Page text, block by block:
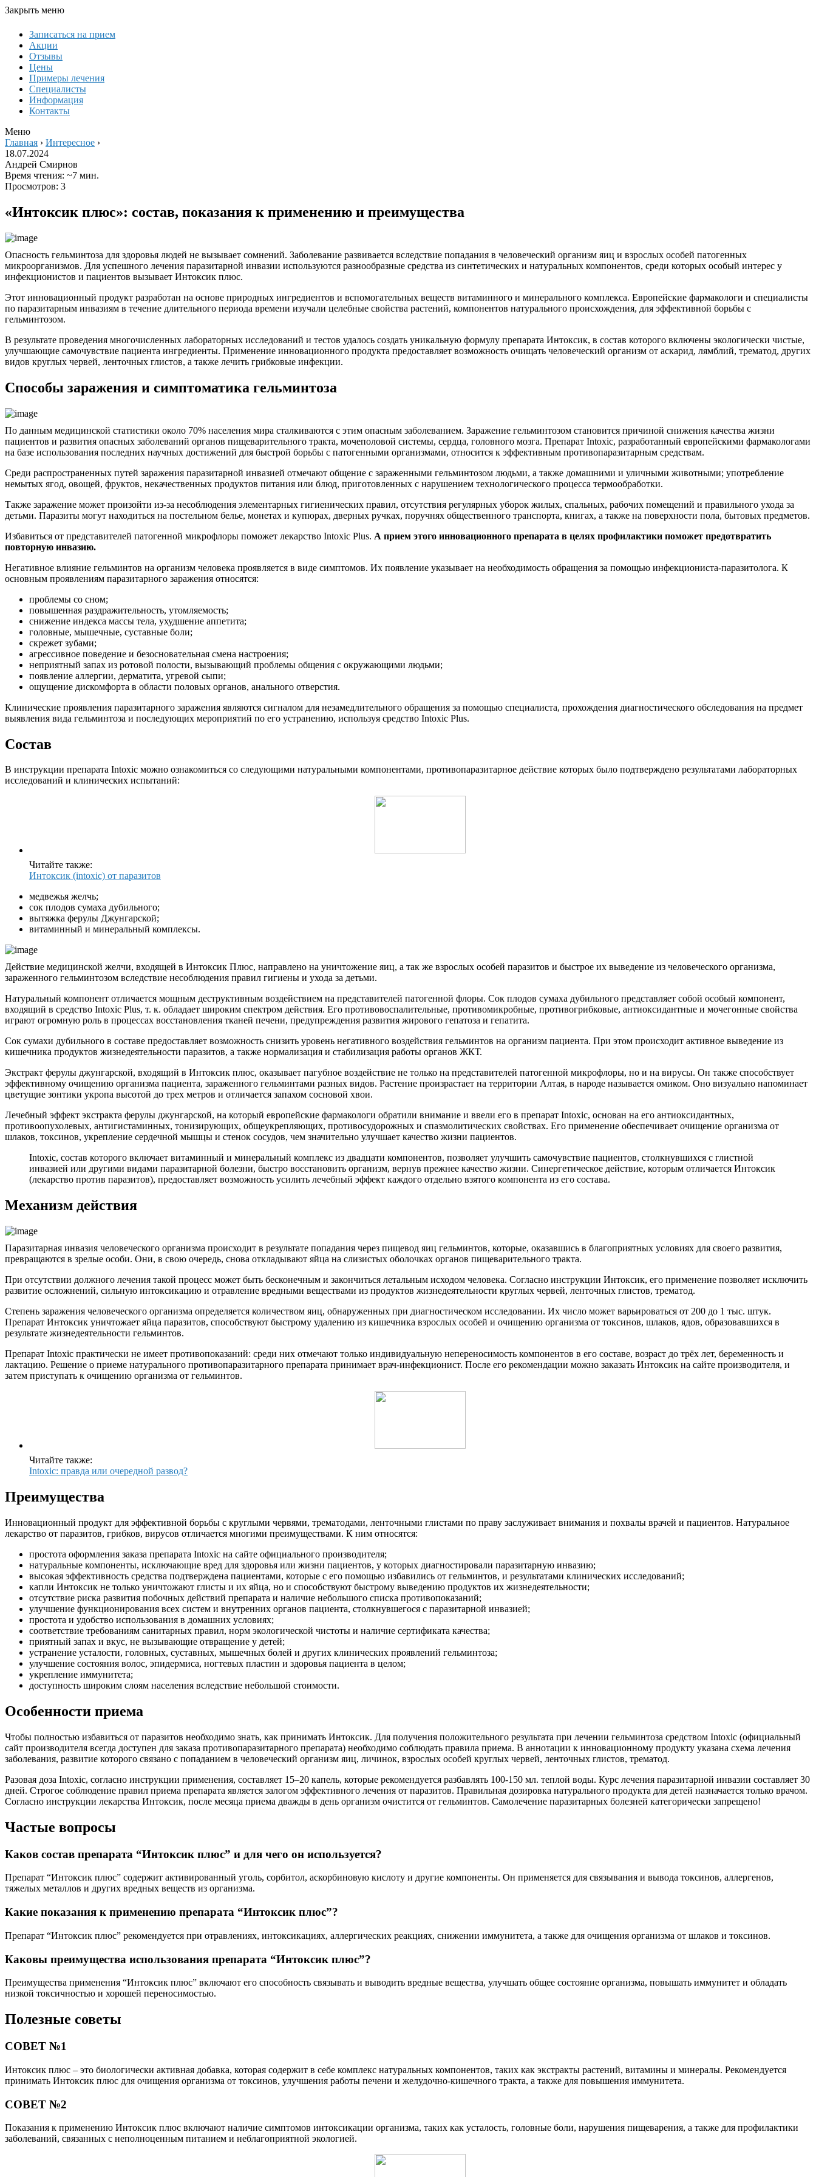
Закрыть меню
Записаться на прием
Акции
Отзывы
Цены
Примеры лечения
Специалисты
Информация
Контакты
Меню
Главная › Интересное ›
18.07.2024
Андрей Смирнов
Время чтения: ~7 мин.
Просмотров: 3
«Интоксик плюс»: состав, показания к применению и преимущества
Опасность гельминтоза для здоровья людей не вызывает сомнений. Заболевание развивается вследствие попадания в человеческий организм яиц и взрослых особей патогенных
микроорганизмов. Для успешного лечения паразитарной инвазии используются разнообразные средства из синтетических и натуральных компонентов, среди которых особый интерес у
инфекционистов и пациентов вызывает Интоксик плюс.
Этот инновационный продукт разработан на основе природных ингредиентов и вспомогательных веществ витаминного и минерального комплекса. Европейские фармакологи и специалисты
по паразитарным инвазиям в течение длительного периода времени изучали целебные свойства растений, компонентов натурального происхождения, для эффективной борьбы с
гельминтозом.
В результате проведения многочисленных лабораторных исследований и тестов удалось создать уникальную формулу препарата Интоксик, в состав которого включены экологически чистые,
улучшающие самочувствие пациента ингредиенты. Применение инновационного продукта предоставляет возможность очищать человеческий организм от аскарид, лямблий, трематод, других
видов круглых червей, ленточных глистов, а также лечить грибковые инфекции.
Способы заражения и симптоматика гельминтоза
По данным медицинской статистики около 70% населения мира сталкиваются с этим опасным заболеванием. Заражение гельминтозом становится причиной снижения качества жизни
пациентов и развития опасных заболеваний органов пищеварительного тракта, мочеполовой системы, сердца, головного мозга. Препарат Intoxic, разработанный европейскими фармакологами
на базе использования последних научных достижений для быстрой борьбы с патогенными организмами, относится к эффективным противопаразитарным средствам.
Среди распространенных путей заражения паразитарной инвазией отмечают общение с зараженными гельминтозом людьми, а также домашними и уличными животными; употребление
немытых ягод, овощей, фруктов, некачественных продуктов питания или блюд, приготовленных с нарушением технологического процесса термообработки.
Также заражение может произойти из-за несоблюдения элементарных гигиенических правил, отсутствия регулярных уборок жилых, спальных, рабочих помещений и правильного ухода за
детьми. Паразиты могут находиться на постельном белье, монетах и купюрах, дверных ручках, поручнях общественного транспорта, книгах, а также на поверхности пола, бытовых предметов.
Избавиться от представителей патогенной микрофлоры поможет лекарство Intoxic Plus. А прием этого инновационного препарата в целях профилактики поможет предотвратить
повторную инвазию.
Негативное влияние гельминтов на организм человека проявляется в виде симптомов. Их появление указывает на необходимость обращения за помощью инфекциониста-паразитолога. К
основным проявлениям паразитарного заражения относятся:
проблемы со сном;
повышенная раздражительность, утомляемость;
снижение индекса массы тела, ухудшение аппетита;
головные, мышечные, суставные боли;
скрежет зубами;
агрессивное поведение и безосновательная смена настроения;
неприятный запах из ротовой полости, вызывающий проблемы общения с окружающими людьми;
появление аллергии, дерматита, угревой сыпи;
ощущение дискомфорта в области половых органов, анального отверстия.
Клинические проявления паразитарного заражения являются сигналом для незамедлительного обращения за помощью специалиста, прохождения диагностического обследования на предмет
выявления вида гельминтоза и последующих мероприятий по его устранению, используя средство Intoxic Plus.
Состав
В инструкции препарата Intoxic можно ознакомиться со следующими натуральными компонентами, противопаразитарное действие которых было подтверждено результатами лабораторных
исследований и клинических испытаний:
Читайте также:
Интоксик (intoxic) от паразитов
медвежья желчь;
сок плодов сумаха дубильного;
вытяжка ферулы Джунгарской;
витаминный и минеральный комплексы.
Действие медицинской желчи, входящей в Интоксик Плюс, направлено на уничтожение яиц, а так же взрослых особей паразитов и быстрое их выведение из человеческого организма,
зараженного гельминтозом вследствие несоблюдения правил гигиены и ухода за детьми.
Натуральный компонент отличается мощным деструктивным воздействием на представителей патогенной флоры. Сок плодов сумаха дубильного представляет собой особый компонент,
входящий в средство Intoxic Plus, т. к. обладает широким спектром действия. Его противовоспалительные, противомикробные, противогрибковые, антиоксидантные и мочегонные свойства
играют огромную роль в процессах восстановления тканей печени, предупреждения развития жирового гепатоза и гепатита.
Сок сумахи дубильного в составе предоставляет возможность снизить уровень негативного воздействия гельминтов на организм пациента. При этом происходит активное выведение из
кишечника продуктов жизнедеятельности паразитов, а также нормализация и стабилизация работы органов ЖКТ.
Экстракт ферулы джунгарской, входящий в Интоксик плюс, оказывает пагубное воздействие не только на представителей патогенной микрофлоры, но и на вирусы. Он также способствует
эффективному очищению организма пациента, зараженного гельминтами разных видов. Растение произрастает на территории Алтая, в народе называется омиком. Оно визуально напоминает
цветущие зонтики укропа высотой до трех метров и отличается запахом сосновой хвои.
Лечебный эффект экстракта ферулы джунгарской, на который европейские фармакологи обратили внимание и ввели его в препарат Intoxic, основан на его антиоксидантных,
противоопухолевых, антигистаминных, тонизирующих, общеукрепляющих, противосудорожных и спазмолитических свойствах. Его применение обеспечивает очищение организма от
шлаков, токсинов, укрепление сердечной мышцы и стенок сосудов, чем значительно улучшает качество жизни пациентов.
Intoxic, состав которого включает витаминный и минеральный комплекс из двадцати компонентов, позволяет улучшить самочувствие пациентов, столкнувшихся с глистной
инвазией или другими видами паразитарной болезни, быстро восстановить организм, вернув прежнее качество жизни. Синергетическое действие, которым отличается Интоксик
(лекарство против паразитов), предоставляет возможность усилить лечебный эффект каждого отдельно взятого компонента из его состава.
Механизм действия
Паразитарная инвазия человеческого организма происходит в результате попадания через пищевод яиц гельминтов, которые, оказавшись в благоприятных условиях для своего развития,
превращаются в зрелые особи. Они, в свою очередь, снова откладывают яйца на слизистых оболочках органов пищеварительного тракта.
При отсутствии должного лечения такой процесс может быть бесконечным и закончиться летальным исходом человека. Согласно инструкции Интоксик, его применение позволяет исключить
развитие осложнений, сильную интоксикацию и отравление вредными веществами из продуктов жизнедеятельности круглых червей, ленточных глистов, трематод.
Степень заражения человеческого организма определяется количеством яиц, обнаруженных при диагностическом исследовании. Их число может варьироваться от 200 до 1 тыс. штук.
Препарат Интоксик уничтожает яйца паразитов, способствуют быстрому удалению из кишечника взрослых особей и очищению организма от токсинов, шлаков, ядов, образовавшихся в
результате жизнедеятельности гельминтов.
Препарат Intoxic практически не имеет противопоказаний: среди них отмечают только индивидуальную непереносимость компонентов в его составе, возраст до трёх лет, беременность и
лактацию. Решение о приеме натурального противопаразитарного препарата принимает врач-инфекционист. После его рекомендации можно заказать Интоксик на сайте производителя, и
затем приступать к очищению организма от гельминтов.
Читайте также:
Intoxic: правда или очередной развод?
Преимущества
Инновационный продукт для эффективной борьбы с круглыми червями, трематодами, ленточными глистами по праву заслуживает внимания и похвалы врачей и пациентов. Натуральное
лекарство от паразитов, грибков, вирусов отличается многими преимуществами. К ним относятся:
простота оформления заказа препарата Intoxic на сайте официального производителя;
натуральные компоненты, исключающие вред для здоровья или жизни пациентов, у которых диагностировали паразитарную инвазию;
высокая эффективность средства подтверждена пациентами, которые с его помощью избавились от гельминтов, и результатами клинических исследований;
капли Интоксик не только уничтожают глисты и их яйца, но и способствуют быстрому выведению продуктов их жизнедеятельности;
отсутствие риска развития побочных действий препарата и наличие небольшого списка противопоказаний;
улучшение функционирования всех систем и внутренних органов пациента, столкнувшегося с паразитарной инвазией;
простота и удобство использования в домашних условиях;
соответствие требованиям санитарных правил, норм экологической чистоты и наличие сертификата качества;
приятный запах и вкус, не вызывающие отвращение у детей;
устранение усталости, головных, суставных, мышечных болей и других клинических проявлений гельминтоза;
улучшение состояния волос, эпидермиса, ногтевых пластин и здоровья пациента в целом;
укрепление иммунитета;
доступность широким слоям населения вследствие небольшой стоимости.
Особенности приема
Чтобы полностью избавиться от паразитов необходимо знать, как принимать Интоксик. Для получения положительного результата при лечении гельминтоза средством Intoxic (официальный
сайт производителя всегда доступен для заказа противопаразитарного препарата) необходимо соблюдать правила приема. В аннотации к инновационному продукту указана схема лечения
заболевания, развитие которого связано с попаданием в человеческий организм яиц, личинок, взрослых особей круглых червей, ленточных глистов, трематод.
Разовая доза Intoxic, согласно инструкции применения, составляет 15–20 капель, которые рекомендуется разбавлять 100-150 мл. теплой воды. Курс лечения паразитарной инвазии составляет 30
дней. Строгое соблюдение правил приема препарата является залогом эффективного лечения от паразитов. Правильная дозировка натурального продукта для детей назначается только врачом.
Согласно инструкции лекарства Интоксик, после месяца приема дважды в день организм очистится от гельминтов. Самолечение паразитарных болезней категорически запрещено!
Частые вопросы
Каков состав препарата “Интоксик плюс” и для чего он используется?
Препарат “Интоксик плюс” содержит активированный уголь, сорбитол, аскорбиновую кислоту и другие компоненты. Он применяется для связывания и вывода токсинов, аллергенов,
тяжелых металлов и других вредных веществ из организма.
Какие показания к применению препарата “Интоксик плюс”?
Препарат “Интоксик плюс” рекомендуется при отравлениях, интоксикациях, аллергических реакциях, снижении иммунитета, а также для очищения организма от шлаков и токсинов.
Каковы преимущества использования препарата “Интоксик плюс”?
Преимущества применения “Интоксик плюс” включают его способность связывать и выводить вредные вещества, улучшать общее состояние организма, повышать иммунитет и обладать
низкой токсичностью и хорошей переносимостью.
Полезные советы
СОВЕТ №1
Интоксик плюс – это биологически активная добавка, которая содержит в себе комплекс натуральных компонентов, таких как экстракты растений, витамины и минералы. Рекомендуется
принимать Интоксик плюс для очищения организма от токсинов, улучшения работы печени и желудочно-кишечного тракта, а также для повышения иммунитета.
СОВЕТ №2
Показания к применению Интоксик плюс включают наличие симптомов интоксикации организма, таких как усталость, головные боли, нарушения пищеварения, а также для профилактики
заболеваний, связанных с неполноценным питанием и неблагоприятной экологией.